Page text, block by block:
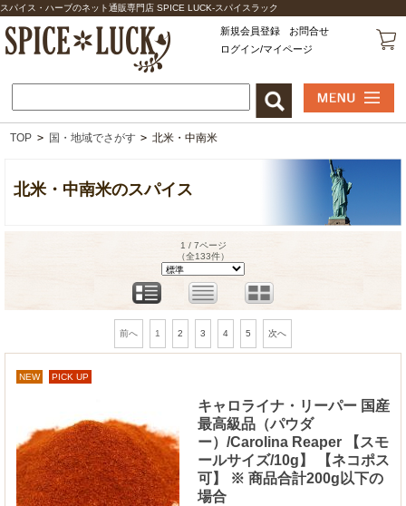
スパイス・ハーブのネット通販専門店 SPICE LUCK-スパイスラック
新規会員登録
お問合せ
ログイン/マイページ
TOP > 国・地域でさがす > 北米・中南米
北米・中南米のスパイス
1 / 7ページ
（全133件）
前へ 1 2 3 4 5 次へ
NEW PICK UP
キャロライナ・リーパー 国産
最高級品（パウダ
ー）/Carolina Reaper 【スモ
ールサイズ/10g】 【ネコポス
可】 ※ 商品合計200g以下の
場合